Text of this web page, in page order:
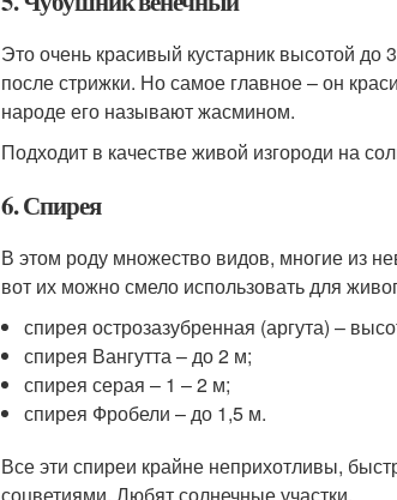
Это очень красивый кустарник высотой
после стрижки. Но самое главное – он
народе его называют жасмином.
Подходит в качестве живой изгороди на
6. Спирея
В этом роду множество видов, многие из
вот их можно смело использовать для
спирея острозазубренная (аргута) –
спирея Вангутта – до 2 м;
спирея серая – 1 – 2 м;
спирея Фробели – до 1,5 м.
Все эти спиреи крайне неприхотливы,